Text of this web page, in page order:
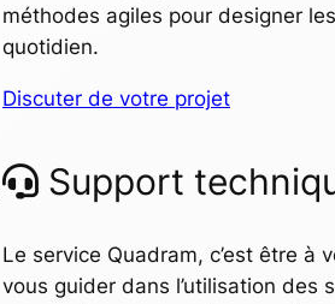
méthodes agiles pour designer
quotidien.
Discuter de votre projet
Support
Le service Quadram, c’est être à
vous guider dans l’utilisation des